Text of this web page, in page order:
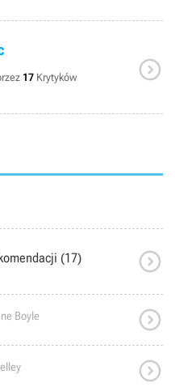
17 Krytyków

(17) 
Boyle 
